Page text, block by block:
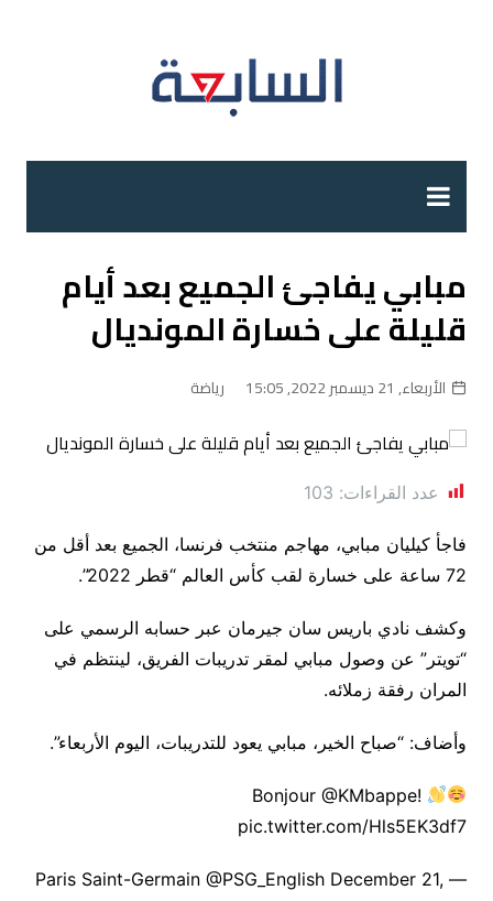
مبابي يفاجئ الجميع بعد أيام
قليلة على خسارة المونديال
الأربعاء, 21 ديسمبر 2022, 15:05 رياضة
عدد القراءات: 103
فاجأ كيليان مبابي، مهاجم منتخب فرنسا، الجميع بعد أقل من
72 ساعة على خسارة لقب كأس العالم “قطر 2022”.
وكشف نادي باريس سان جيرمان عبر حسابه الرسمي على
“تويتر” عن وصول مبابي لمقر تدريبات الفريق، لينتظم في
المران رفقة زملائه.
وأضاف: “صباح الخير، مبابي يعود للتدريبات، اليوم الأربعاء”.
Bonjour @KMbappe!
pic.twitter.com/Hls5EK3df7
— Paris Saint-Germain @PSG_English December 21,